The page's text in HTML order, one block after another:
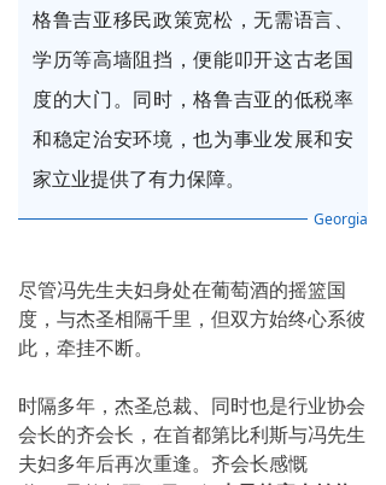
格鲁吉亚移民政策宽松，无需语言、
学历等高墙阻挡，便能叩开这古老国
度的大门。同时，格鲁吉亚的低税率
和稳定治安环境，也为事业发展和安
家立业提供了有力保障。
Georgia
尽管冯先生夫妇身处在葡萄酒的摇篮国
度，与杰圣相隔千里，但双方始终心系彼
此，牵挂不断。
时隔多年，杰圣总裁、同时也是行业协会
会长的齐会长，在首都第比利斯与冯先生
夫妇多年后再次重逢。 齐会长感慨